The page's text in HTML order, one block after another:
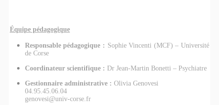
Équipe pédagogique
Responsable pédagogique : Sophie Vincenti (MCF) – Université
de Corse
Coordinateur scientifique : Dr Jean-Martin Bonetti – Psychiatre
Gestionnaire administrative : Olivia Genovesi
04.95.45.06.04
genovesi@univ-corse.fr